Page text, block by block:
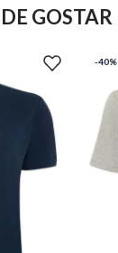
GOSTAR
-40%